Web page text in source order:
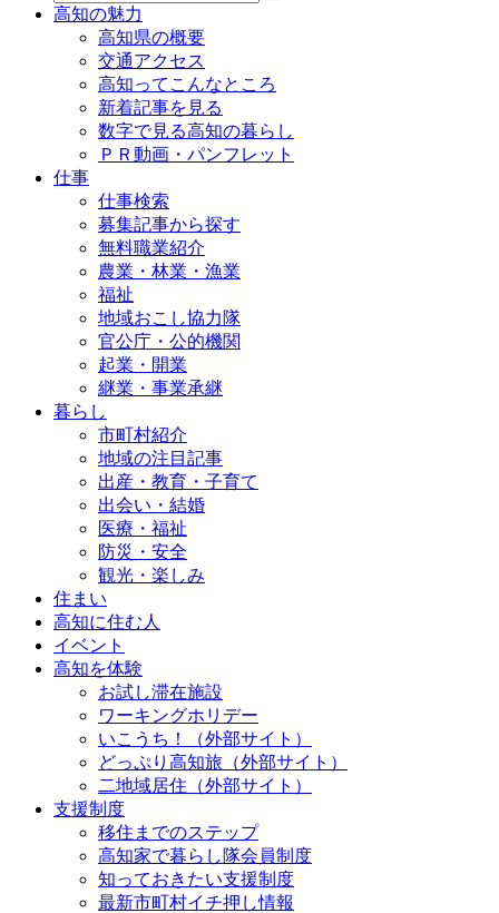
高知の魅力
高知県の概要
交通アクセス
高知ってこんなところ
新着記事を見る
数字で見る高知の暮らし
ＰＲ動画・パンフレット
仕事
仕事検索
募集記事から探す
無料職業紹介
農業・林業・漁業
福祉
地域おこし協力隊
官公庁・公的機関
起業・開業
継業・事業承継
暮らし
市町村紹介
地域の注目記事
出産・教育・子育て
出会い・結婚
医療・福祉
防災・安全
観光・楽しみ
住まい
高知に住む人
イベント
高知を体験
お試し滞在施設
ワーキングホリデー
いこうち！（外部サイト）
どっぷり高知旅（外部サイト）
二地域居住（外部サイト）
支援制度
移住までのステップ
高知家で暮らし隊会員制度
知っておきたい支援制度
最新市町村イチ押し情報